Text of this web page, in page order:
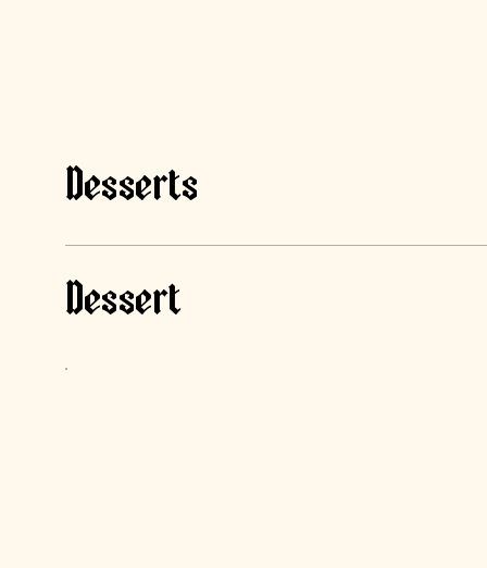
Desserts
Dessert